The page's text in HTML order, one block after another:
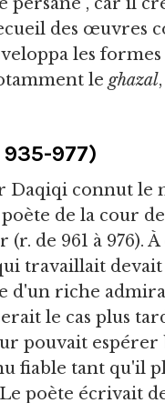
des œuvres
les
le ghazal
977)
Daqiqi connut le
de la cour
de 961 à 976).
travaillait
d'un riche
le cas plus
pouvait espérer
fiable tant qu'il
poète écrivait